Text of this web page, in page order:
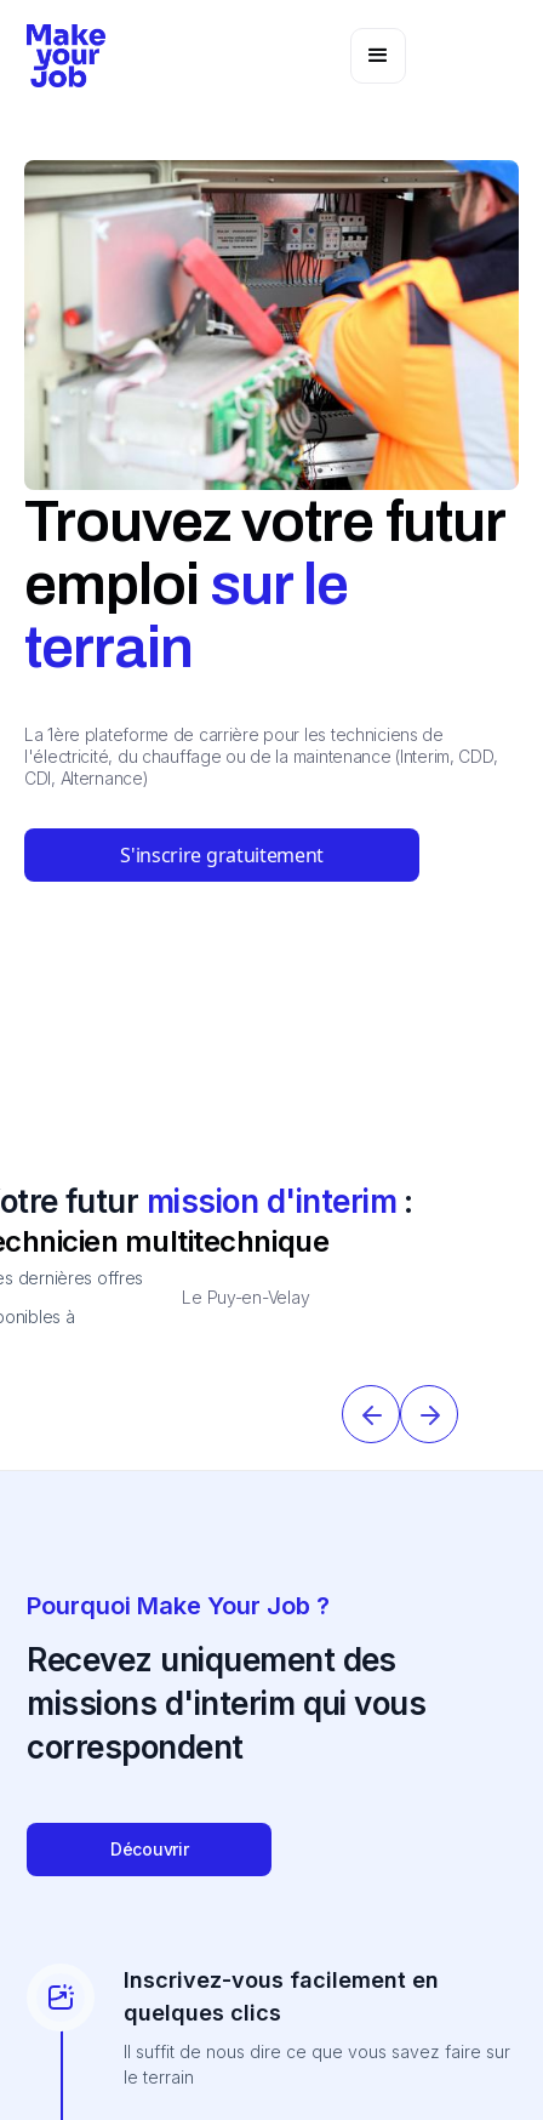
Trouvez votre futur
emploi sur le
terrain
La 1ère plateforme de carrière pour les techniciens de
l'électricité, du chauffage ou de la maintenance (Interim, CDD,
CDI, Alternance)
S'inscrire gratuitement
futur mission d'interim :
multitechnique
dernières offres
à
Le Puy-en-Velay
Pourquoi Make Your Job ?
Recevez uniquement des
missions d'interim qui vous
correspondent
Découvrir
Inscrivez-vous facilement en
quelques clics
Il suffit de nous dire ce que vous savez faire sur
le terrain